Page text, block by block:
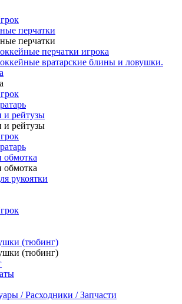
перчатки
перчатки
перчатки игрока
вратарские блины и ловушки.
и рейтузы
и рейтузы
обмотка
обмотка
рукоятки
(тюбинг)
(тюбинг)
/ Расходники / Запчасти